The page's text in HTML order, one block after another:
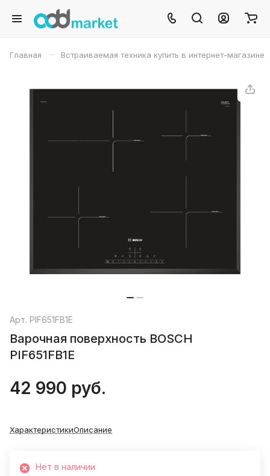
Главная – Встраиваемая техника купить в интернет-магазине
Арт. PIF651FB1E
Варочная поверхность BOSCH
PIF651FB1E
42 990 руб.
ХарактеристикиОписание
Нет в наличии